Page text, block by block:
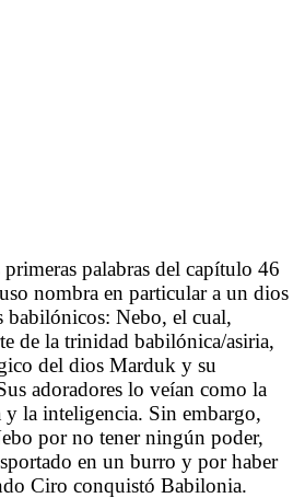
primeras palabras del capítulo 46
nombra en particular a un dios
babilónicos: Nebo, el cual,
de la trinidad babilónica/asiria,
del dios Marduk y su
adoradores lo veían como la
y la inteligencia. Sin embargo,
por no tener ningún poder,
en un burro y por haber
Ciro conquistó Babilonia.